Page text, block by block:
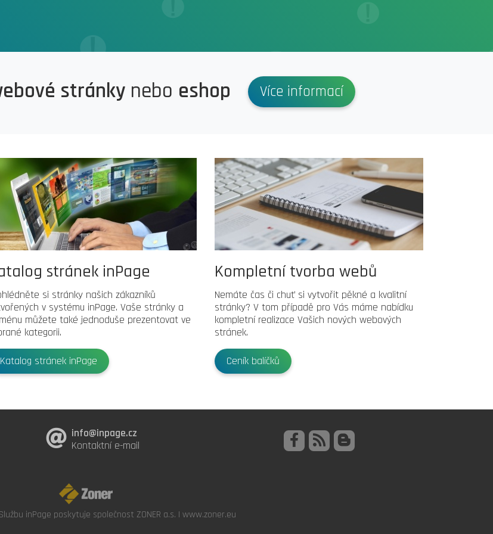
stránkynebo eshop Více informací
stránek inPage
si stránky našich zákazníků
v systému inPage. Vaše stránky a
můžete také jednoduše prezentovat ve
kategorii.
Katalog stránek inPage
Kompletní tvorba webů
Nemáte čas či chuť si vytvořit pěkné a kvalitní
stránky? V tom případě pro Vás máme nabídku
kompletní realizace Vašich nových webových
stránek.
Ceník balíčků
info@inpage.cz
Kontaktní e-mail
inPage poskytuje společnost ZONER a.s. | www.zoner.eu